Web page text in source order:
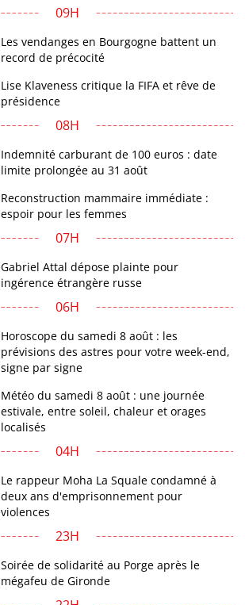
09H
Les vendanges en Bourgogne battent un
record de précocité
Lise Klaveness critique la FIFA et rêve de
présidence
08H
Indemnité carburant de 100 euros : date
limite prolongée au 31 août
Reconstruction mammaire immédiate :
espoir pour les femmes
07H
Gabriel Attal dépose plainte pour
ingérence étrangère russe
06H
Horoscope du samedi 8 août : les
prévisions des astres pour votre week-end,
signe par signe
Météo du samedi 8 août : une journée
estivale, entre soleil, chaleur et orages
localisés
04H
Le rappeur Moha La Squale condamné à
deux ans d'emprisonnement pour
violences
23H
Soirée de solidarité au Porge après le
mégafeu de Gironde